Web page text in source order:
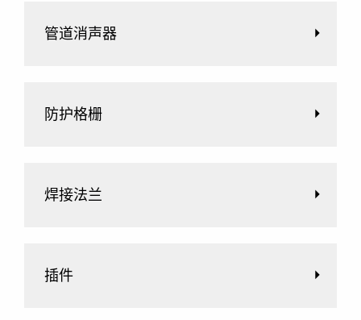
管道消声器
防护格栅
焊接法兰
插件